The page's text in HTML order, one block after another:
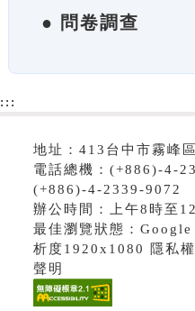
● 問卷調查
:::
地址：413台中市霧峰
電話總機：(+886)-4-
(+886)-4-2339-9072
辦公時間：上午8時至
最佳瀏覽狀態：
析度1920x1080 隱私
聲明